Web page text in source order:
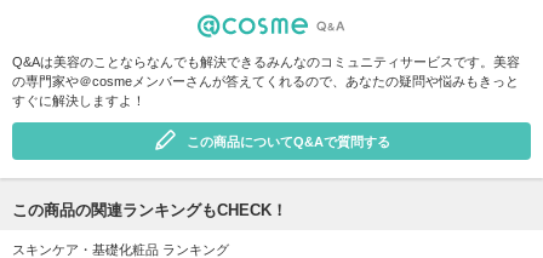
Q&Aは美容のことならなんでも解決できるみんなのコミュニティサービスです。美容
の専門家や＠cosmeメンバーさんが答えてくれるので、あなたの疑問や悩みもきっと
すぐに解決しますよ！
この商品についてQ&Aで質問する
この商品の関連ランキングもCHECK！
スキンケア・基礎化粧品 ランキング